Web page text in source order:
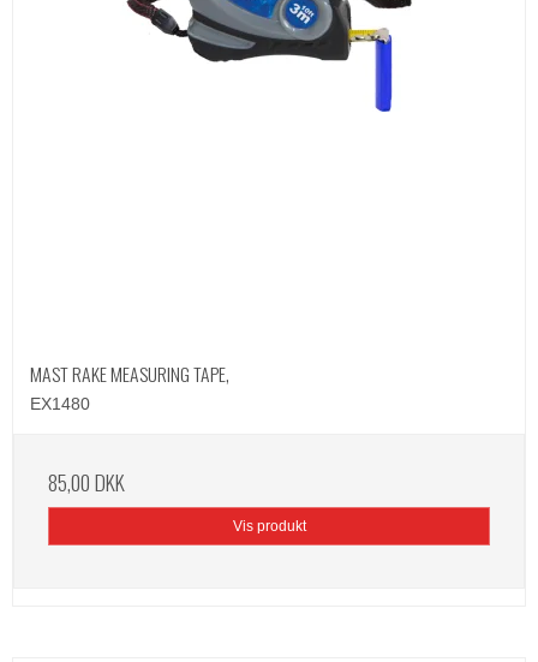
MAST RAKE MEASURING TAPE,
EX1480
85,00 DKK
Vis produkt